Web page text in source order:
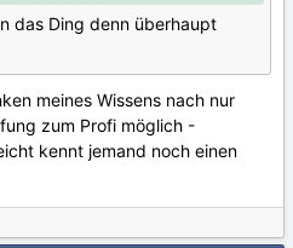
das Ding denn überhaupt
meines Wissens nach nur
zum Profi möglich -
kennt jemand noch einen